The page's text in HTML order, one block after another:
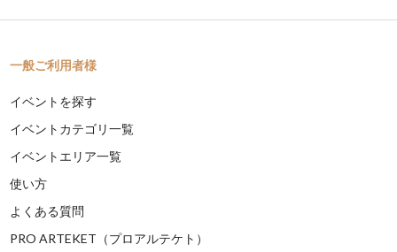
一般ご利用者様
イベントを探す
イベントカテゴリ一覧
イベントエリア一覧
使い方
よくある質問
PRO ARTEKET（プロアルテケト）